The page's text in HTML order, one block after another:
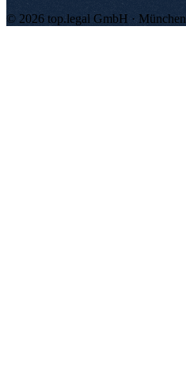
© 2026 top.legal GmbH · München